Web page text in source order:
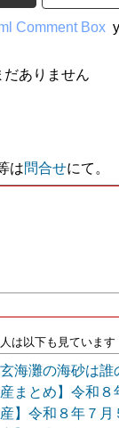
Comment Box
だありません
は問合せにて。
は以下も見ています
海灘の海砂は誰
産まとめ】令和
産】令和８年７